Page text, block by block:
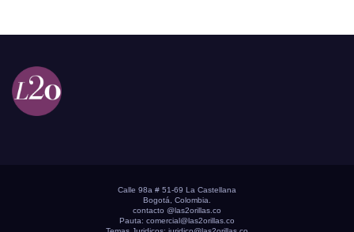
Calle 98a # 51-69 La Castellana
Bogotá, Colombia.
contacto @las2orillas.co
Pauta: comercial@las2orillas.co